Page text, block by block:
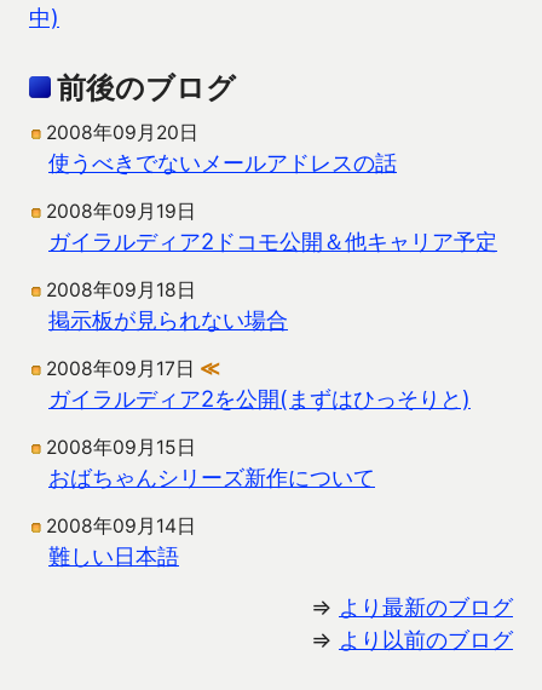
中)
前後のブログ
2008年09月20日
使うべきでないメールアドレスの話
2008年09月19日
ガイラルディア2ドコモ公開＆他キャリア予定
2008年09月18日
掲示板が見られない場合
2008年09月17日 ≪
ガイラルディア2を公開(まずはひっそりと)
2008年09月15日
おばちゃんシリーズ新作について
2008年09月14日
難しい日本語
⇒ より最新のブログ
⇒ より以前のブログ